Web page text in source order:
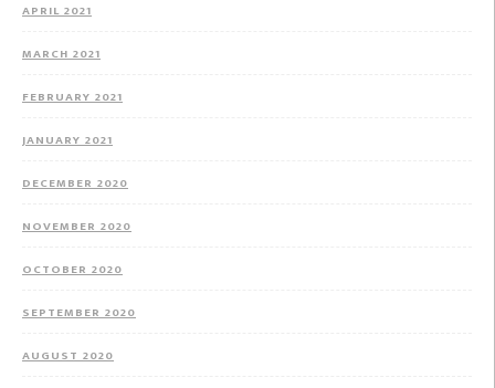
APRIL 2021
MARCH 2021
FEBRUARY 2021
JANUARY 2021
DECEMBER 2020
NOVEMBER 2020
OCTOBER 2020
SEPTEMBER 2020
AUGUST 2020